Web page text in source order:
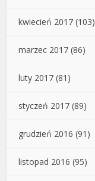
kwiecień 2017 (103)
marzec 2017 (86)
luty 2017 (81)
styczeń 2017 (89)
grudzień 2016 (91)
listopad 2016 (95)